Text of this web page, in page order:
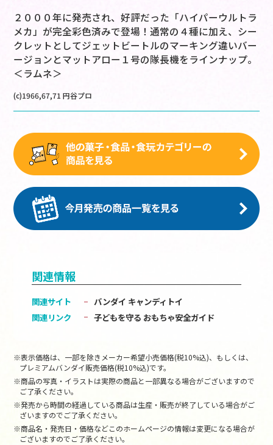
２０００年に発売され、好評だった「ハイパーウルトラ
メカ」が完全彩色済みで登場！通常の４種に加え、シー
クレットとしてジェットビートルのマーキング違いバー
ージョンとマットアロー１号の隊長機をラインナップ。
＜ラムネ＞
(c)1966,67,71 円谷プロ
関連情報
関連サイト
バンダイ キャンディトイ
関連リンク
子どもを守る おもちゃ安全ガイド
※表示価格は、一部を除きメーカー希望小売価格(税10%込)、もしくは、
プレミアムバンダイ販売価格(税10%込)です。
※商品の写真・イラストは実際の商品と一部異なる場合がございますので
ご了承ください。
※発売から時間の経過している商品は生産・販売が終了している場合がご
ざいますのでご了承ください。
※商品名・発売日・価格などこのホームページの情報は変更になる場合が
ございますのでご了承ください。